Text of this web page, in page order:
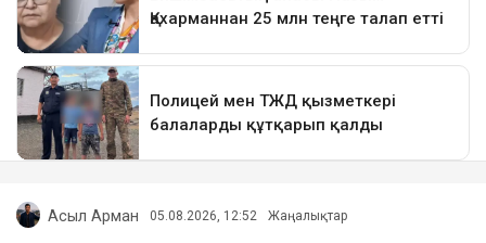
Асыл Арман 05.08.2026, 12:52 Жаңалықтар